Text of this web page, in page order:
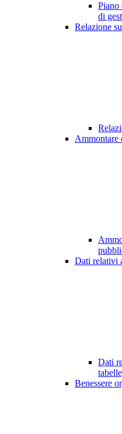
Piano
di
Relazione
Ammontare
Dati relativi
Dati
Benessere